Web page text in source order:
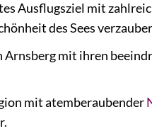
Ausflugsziel mit
des Sees
mit ihren
mit atemberaubender